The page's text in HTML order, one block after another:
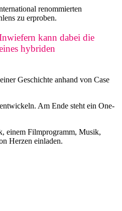
renommierten
zu erproben.
kann dabei die
hybriden
Geschichte anhand von Case
Am Ende steht ein One-
einem Filmprogramm, Musik,
Herzen einladen.